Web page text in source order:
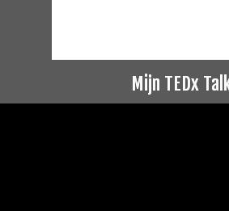
Mijn TEDx